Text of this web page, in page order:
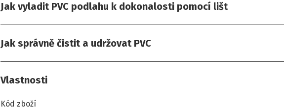
Jak vyladit PVC podlahu k dokonalosti pomocí lišt
Jak správně čistit a udržovat PVC
Vlastnosti
Kód zboží